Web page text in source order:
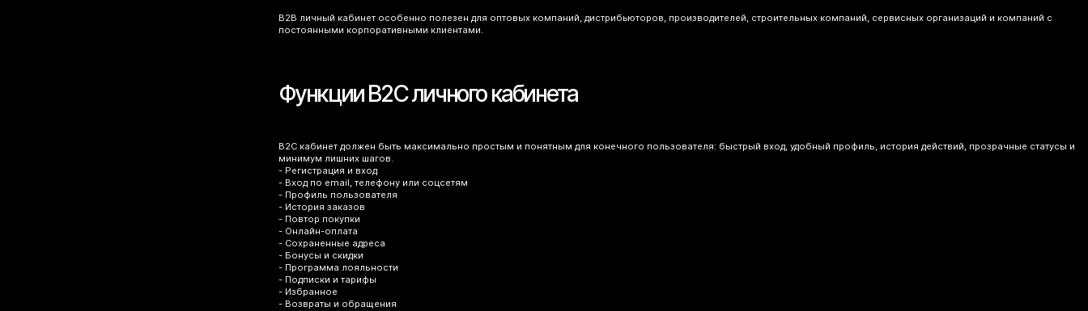
B2B личный кабинет особенно полезен для оптовых компаний, дистрибьюторов, производителей, строительных компаний, сервисных организаций и компаний с
постоянными корпоративными клиентами.
Функции B2C личного кабинета
B2C кабинет должен быть максимально простым и понятным для конечного пользователя: быстрый вход, удобный профиль, история действий, прозрачные статусы и
минимум лишних шагов.
- Регистрация и вход
- Вход по email, телефону или соцсетям
- Профиль пользователя
- История заказов
- Повтор покупки
- Онлайн-оплата
- Сохраненные адреса
- Бонусы и скидки
- Программа лояльности
- Подписки и тарифы
- Избранное
- Возвраты и обращения